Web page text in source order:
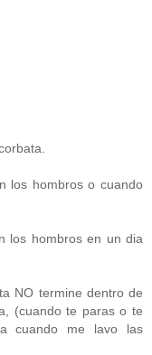
los hombros o cuando
los hombros en un dia
NO termine dentro de
(cuando te paras o te
cuando me lavo las